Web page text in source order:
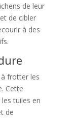
de leur
de cibler
à des
frotter les
Cette
tuiles en
de